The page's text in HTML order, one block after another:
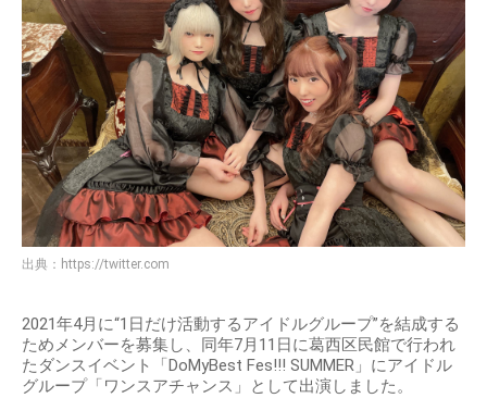
出典： https://twitter.com
2021年4月に“1日だけ活動するアイドルグループ”を結成する
ためメンバーを募集し、同年7月11日に葛西区民館で行われ
たダンスイベント「DoMyBest Fes!!! SUMMER」にアイドル
グループ「ワンスアチャンス」として出演しました。